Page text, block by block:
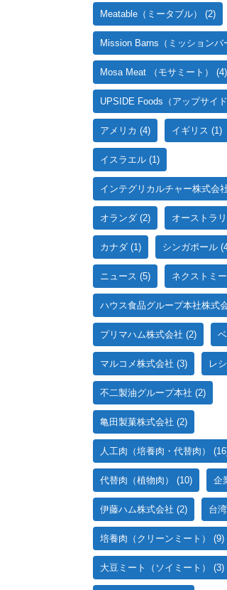
Meatable（ミータブル） (2)
Mission Barns（ミッションバ
Mosa Meat （モサミート） (4)
UPSIDE Foods（アップサイド
アメリカ (4) イギリス (1)
イスラエル (1)
インテグリカルチャー株式会
オランダ (2) オーストラ
カナダ (1) シンガポール
ニュース (5) ネクストミ
ハウス食品グループ本社株式
プリマハム株式会社 (2)
マルコメ株式会社 (3) レ
不二製油グループ本社 (2)
亀田製菓株式会社 (2)
人工肉（培養肉・代替肉）
代替肉（植物肉） (10) 企
伊藤ハム株式会社 (2) 台湾
培養肉（クリーンミート） (9)
大豆ミート（ソイミート） (3)